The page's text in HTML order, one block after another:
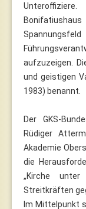
aufzuzeigen.
und geistigen
1983) benannt.
Der GKS-
Rüdiger
Akademie
die
„Kirche
Streitkräften
Im Mittelpunkt